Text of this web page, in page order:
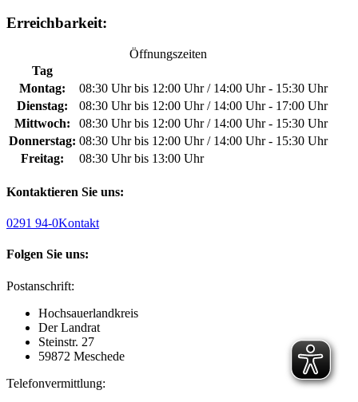
Erreichbarkeit:
Öffnungszeiten
Tag
Montag:
08:30 Uhr bis 12:00 Uhr / 14:00 Uhr - 15:30 Uhr
Dienstag:
08:30 Uhr bis 12:00 Uhr / 14:00 Uhr - 17:00 Uhr
Mittwoch:
08:30 Uhr bis 12:00 Uhr / 14:00 Uhr - 15:30 Uhr
Donnerstag: 08:30 Uhr bis 12:00 Uhr / 14:00 Uhr - 15:30 Uhr
Freitag:
08:30 Uhr bis 13:00 Uhr
Kontaktieren Sie uns:
0291 94-0Kontakt
Folgen Sie uns:
Postanschrift:
Hochsauerlandkreis
Der Landrat
Steinstr. 27
59872 Meschede
Telefonvermittlung: